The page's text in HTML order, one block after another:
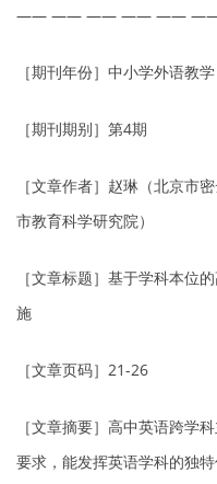
—— —— —— —— ——
［期刊年份］中小学外语教
［期刊期别］第4期
［文章作者］赵琳（北京市
市教育科学研究院）
［文章标题］基于学科本位
施
［文章页码］21-26
［文章摘要］高中英语跨学
要求，能发挥英语学科的独